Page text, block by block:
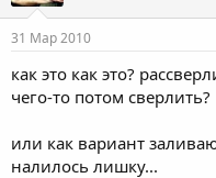
31 Мар 2010
как это как это?
чего-то потом сверлить?
или как вариант
налилось лишку...